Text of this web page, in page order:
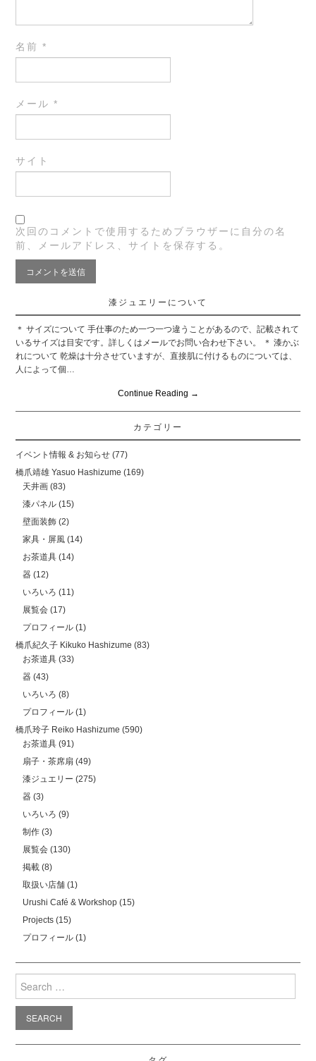
名前*
メール*
サイト
次回のコメントで使用するためブラウザーに自分の名
前、メールアドレス、サイトを保存する。
漆ジュエリーについて
＊ サイズについて 手仕事のため一つ一つ違うことがあるので、記載されて
いるサイズは目安です。詳しくはメールでお問い合わせ下さい。 ＊ 漆かぶ
れについて 乾燥は十分させていますが、直接肌に付けるものについては、
人によって個…
Continue Reading →
カテゴリー
イベント情報 & お知らせ (77)
橋爪靖雄 Yasuo Hashizume (169)
天井画 (83)
漆パネル (15)
壁面装飾 (2)
家具・屏風 (14)
お茶道具 (14)
器 (12)
いろいろ (11)
展覧会 (17)
プロフィール (1)
橋爪紀久子 Kikuko Hashizume (83)
お茶道具 (33)
器 (43)
いろいろ (8)
プロフィール (1)
橋爪玲子 Reiko Hashizume (590)
お茶道具 (91)
扇子・茶席扇 (49)
漆ジュエリー (275)
器 (3)
いろいろ (9)
制作 (3)
展覧会 (130)
掲載 (8)
取扱い店舗 (1)
Urushi Café & Workshop (15)
Projects (15)
プロフィール (1)
for: